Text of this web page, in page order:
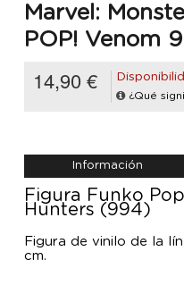
Marvel:
POP! Venom
14,90 €
¿Qué
Información
Figura Funko
Hunters (994)
Figura de vinilo de la
cm.